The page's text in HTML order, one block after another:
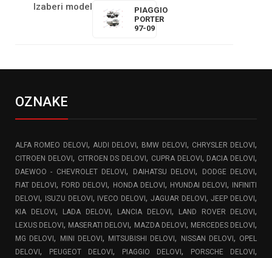
Izaberi model
PIAGGIO
PORTER
97-09
OZNAKE
ALFA ROMEO DELOVI , AUDI DELOVI , BMW DELOVI , CHRYSLER DELOVI ,
CITROEN DELOVI , CITROEN DS DELOVI , CUPRA DELOVI , DACIA DELOVI ,
DAEWOO - CHEVROLET DELOVI, DAIHATSU DELOVI, DODGE DELOVI,
FIAT DELOVI, FORD DELOVI, HONDA DELOVI , HYUNDAI DELOVI ,
INFINITI
DELOVI , ISUZU DELOVI , IVECO DELOVI , JAGUAR DELOVI ,JEEP DELOVI ,
KIA DELOVI , LADA DELOVI , LANCIA DELOVI , LAND ROVER DELOVI ,
LEXUS DELOVI, MASERATI DELOVI, MAZDA DELOVI , MERCEDES DELOVI,
MG DELOVI, MINI DELOVI , MITSUBISHI DELOVI, NISSAN DELOVI , OPEL
DELOVI , PEUGEOT DELOVI , PIAGGIO DELOVI , PORSCHE DELOVI ,